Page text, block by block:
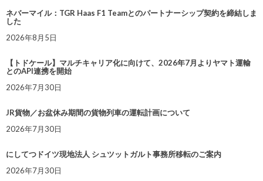
ネバーマイル：TGR Haas F1 Teamとのパートナーシップ契約を締結しま
した
2026年8月5日
【トドケール】マルチキャリア化に向けて、2026年7月よりヤマト運輸
とのAPI連携を開始
2026年7月30日
JR貨物／お盆休み期間の貨物列車の運転計画について
2026年7月30日
にしてつドイツ現地法人 シュツットガルト事務所移転のご案内
2026年7月30日